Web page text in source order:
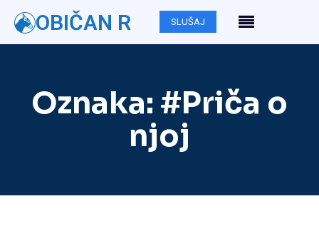
OBIČAN R SLUŠAJ
Oznaka: #Priča o
njoj